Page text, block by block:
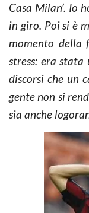
Casa Milan’. Io
in giro. Poi si è
momento della
stress: era
discorsi che un
gente non si
sia anche